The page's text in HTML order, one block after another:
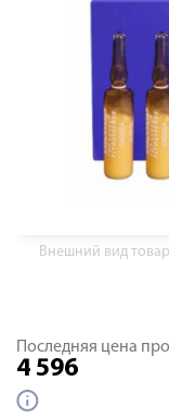
Внешний вид
Последняя цена
4 596